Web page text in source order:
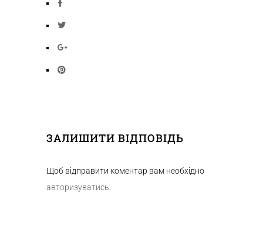
ЗАЛИШИТИ ВІДПОВІДЬ
Щоб відправити коментар вам необхідно
авторизуватись